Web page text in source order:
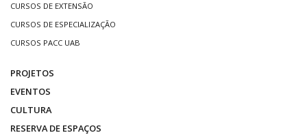
CURSOS DE EXTENSÃO
CURSOS DE ESPECIALIZAÇÃO
CURSOS PACC UAB
PROJETOS
EVENTOS
CULTURA
RESERVA DE ESPAÇOS